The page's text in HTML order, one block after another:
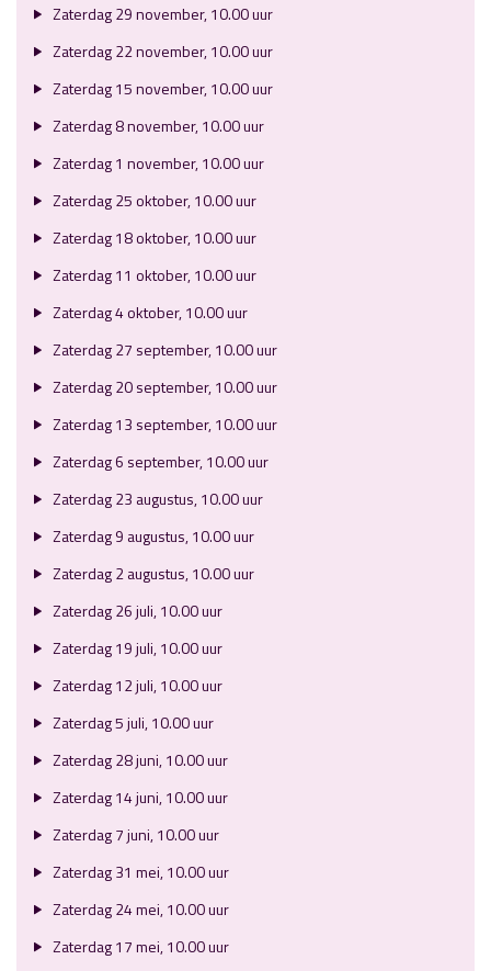
Zaterdag 29 november, 10.00 uur
Zaterdag 22 november, 10.00 uur
Zaterdag 15 november, 10.00 uur
Zaterdag 8 november, 10.00 uur
Zaterdag 1 november, 10.00 uur
Zaterdag 25 oktober, 10.00 uur
Zaterdag 18 oktober, 10.00 uur
Zaterdag 11 oktober, 10.00 uur
Zaterdag 4 oktober, 10.00 uur
Zaterdag 27 september, 10.00 uur
Zaterdag 20 september, 10.00 uur
Zaterdag 13 september, 10.00 uur
Zaterdag 6 september, 10.00 uur
Zaterdag 23 augustus, 10.00 uur
Zaterdag 9 augustus, 10.00 uur
Zaterdag 2 augustus, 10.00 uur
Zaterdag 26 juli, 10.00 uur
Zaterdag 19 juli, 10.00 uur
Zaterdag 12 juli, 10.00 uur
Zaterdag 5 juli, 10.00 uur
Zaterdag 28 juni, 10.00 uur
Zaterdag 14 juni, 10.00 uur
Zaterdag 7 juni, 10.00 uur
Zaterdag 31 mei, 10.00 uur
Zaterdag 24 mei, 10.00 uur
Zaterdag 17 mei, 10.00 uur